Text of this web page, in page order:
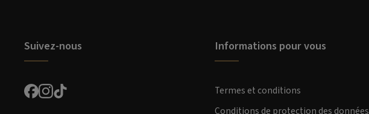
Suivez-nous Informations pour vous
Termes et conditions
Conditions de protection des données